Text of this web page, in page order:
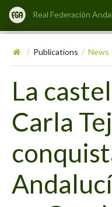
Real Federación
/ Publications / News
La
Carla